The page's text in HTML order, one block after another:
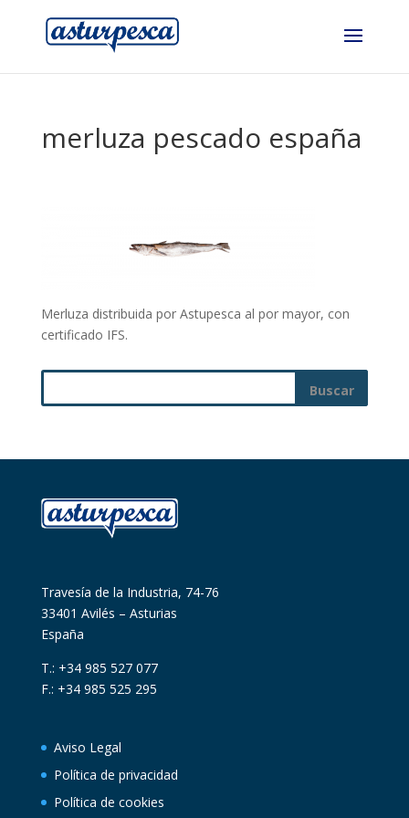
merluza pescado españa
Merluza distribuida por Astupesca al por mayor, con
certificado IFS.
Travesía de la Industria, 74-76
33401 Avilés – Asturias
España
T.: +34 985 527 077
F.: +34 985 525 295
Aviso Legal
Política de privacidad
Política de cookies